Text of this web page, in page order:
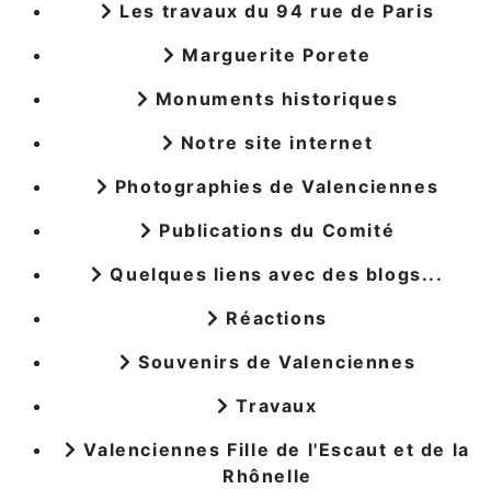
Les travaux du 94 rue de Paris
Marguerite Porete
Monuments historiques
Notre site internet
Photographies de Valenciennes
Publications du Comité
Quelques liens avec des blogs...
Réactions
Souvenirs de Valenciennes
Travaux
Valenciennes Fille de l'Escaut et de la
Rhônelle